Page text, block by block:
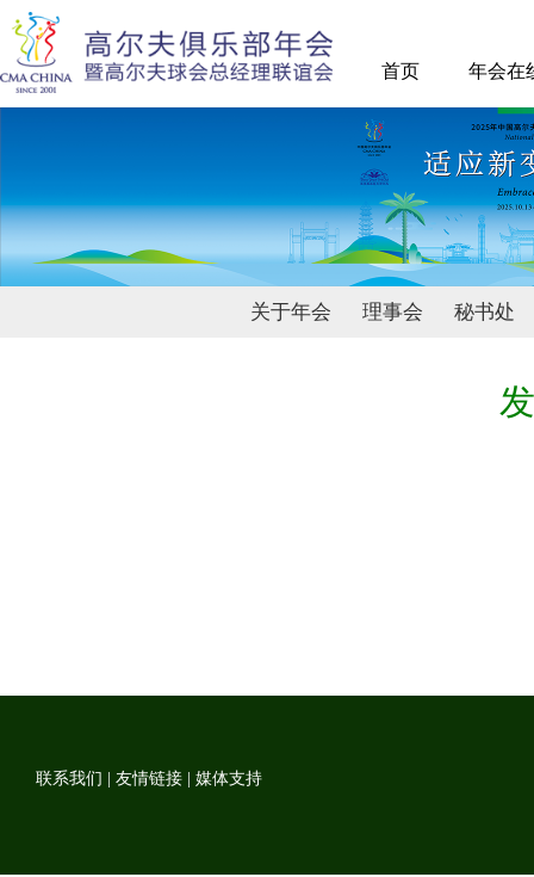
首页 年会在
关于年会 理事会 秘书处
联系我们 友情链接 媒体支持